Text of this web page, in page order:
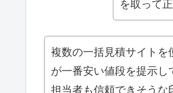
を取って
複数の一括見積サイトを
が一番安い値段を提示し
担当者も信頼できそうな